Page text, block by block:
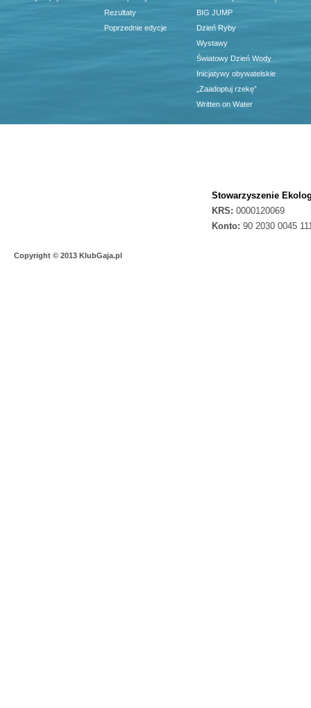
Rezultaty
Poprzednie edycje
BIG JUMP
Dzień Ryby
Wystawy
Światowy Dzień Wody
Inicjatywy obywatelskie
„Zaadoptuj rzekę”
Written on Water
Stowarzyszenie
KRS: 0000120069
Konto: 90 2030 0045
Copyright © 2013 KlubGaja.pl